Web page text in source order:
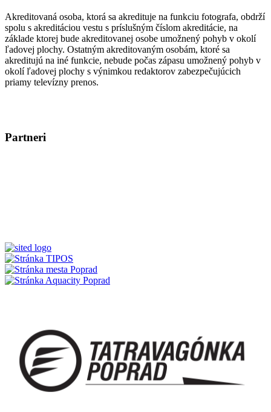
Akreditovaná osoba, ktorá sa akredituje na funkciu fotografa, obdrží
spolu s akreditáciou vestu s príslušným číslom akreditácie, na
základe ktorej bude akreditovanej osobe umožnený pohyb v okolí
ľadovej plochy. Ostatným akreditovaným osobám, ktoré sa
akreditujú na iné funkcie, nebude počas zápasu umožnený pohyb v
okolí ľadovej plochy s výnimkou redaktorov zabezpečujúcich
priamy televízny prenos.
Partneri